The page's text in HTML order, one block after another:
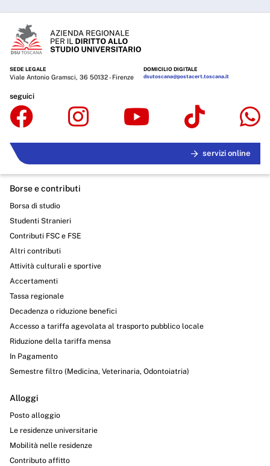
SEDE LEGALE
Viale Antonio Gramsci, 36 50132 - Firenze
DOMICILIO DIGITALE
dsutoscana@postacert.toscana.it
seguici
servizi online
Borse e contributi
Borsa di studio
Studenti Stranieri
Contributi FSC e FSE
Altri contributi
Attività culturali e sportive
Accertamenti
Tassa regionale
Decadenza o riduzione benefici
Accesso a tariffa agevolata al trasporto pubblico locale
Riduzione della tariffa mensa
In Pagamento
Semestre filtro (Medicina, Veterinaria, Odontoiatria)
Alloggi
Posto alloggio
Le residenze universitarie
Mobilità nelle residenze
Contributo affitto